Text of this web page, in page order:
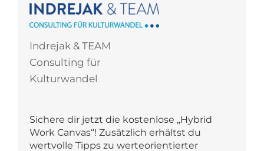
Indrejak & TEAM
Consulting für
Kulturwandel
Sichere dir jetzt die kostenlose „Hybrid
Work Canvas“! Zusätzlich erhältst du
wertvolle Tipps zu werteorientierter